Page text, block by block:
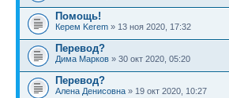
Помощь!
Керем Kerem » 13 ноя 2020, 17:32
Перевод?
Дима Марков » 30 окт 2020, 05:20
Перевод?
Алена Денисовна » 19 окт 2020, 10:27